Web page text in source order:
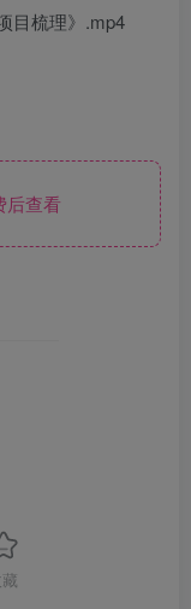
目梳理》.mp4
查看